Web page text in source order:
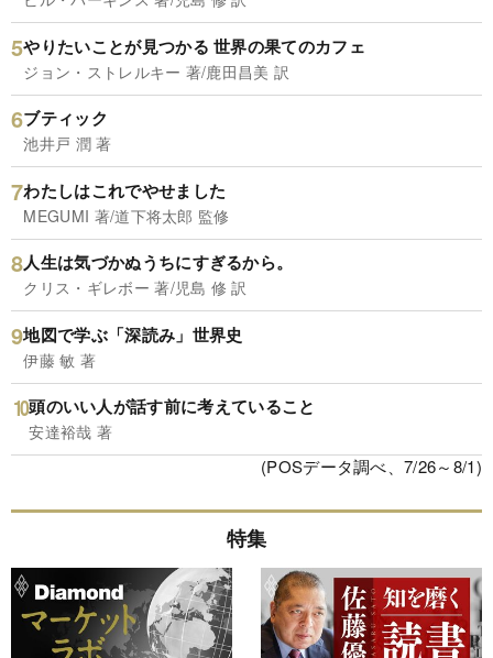
やりたいことが見つかる 世界の果てのカフェ
ジョン・ストレルキー 著/鹿田昌美 訳
ブティック
池井戸 潤 著
わたしはこれでやせました
MEGUMI 著/道下将太郎 監修
人生は気づかぬうちにすぎるから。
クリス・ギレボー 著/児島 修 訳
地図で学ぶ「深読み」世界史
伊藤 敏 著
頭のいい人が話す前に考えていること
安達裕哉 著
(POSデータ調べ、7/26～8/1)
特集